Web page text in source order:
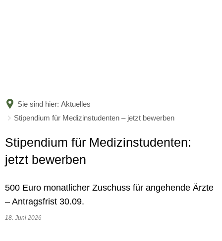
Organigramm
Verwaltungsgliederungsplan
Kreishaushalt
Nachwuchskräfte begrüßt
Aktuelle Stellenangebote
Sie sind hier: Aktuelles
Stipendium für Medizinstudenten – jetzt bewerben
Stipendium für Medizinstudenten:
jetzt bewerben
500 Euro monatlicher Zuschuss für angehende Ärzte
– Antragsfrist 30.09.
18. Juni 2026